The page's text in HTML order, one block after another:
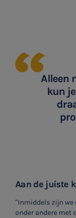
Alleen
kun
Aan de juiste
“Inmiddels zijn we
onder andere met